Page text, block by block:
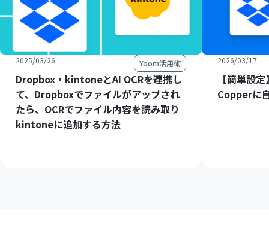
2025/03/26 Yoom活用術
Dropbox・kintoneとAI OCRを連携し
て、Dropboxでファイルがアップされ
たら、OCRでファイル内容を読み取り
kintoneに追加する方法
2026/03/17
【簡単設
Copperに